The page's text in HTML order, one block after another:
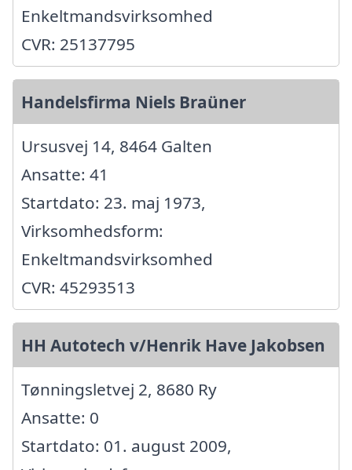
Enkeltmandsvirksomhed
CVR: 25137795
Handelsfirma Niels Braüner
Ursusvej 14, 8464 Galten
Ansatte: 41
Startdato: 23. maj 1973,
Virksomhedsform:
Enkeltmandsvirksomhed
CVR: 45293513
HH Autotech v/Henrik Have Jakobsen
Tønningsletvej 2, 8680 Ry
Ansatte: 0
Startdato: 01. august 2009,